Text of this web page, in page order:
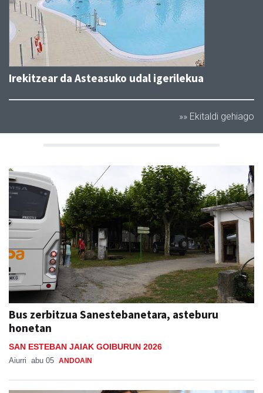
Irekitzear da Asteasuko udal igerilekua
»» Ekitaldi gehiago
Bus zerbitzua Sanestebanetara, asteburu
honetan
SAN ESTEBAN JAIAK GOIBURUN 2026
Aiurri abu 05 ANDOAIN